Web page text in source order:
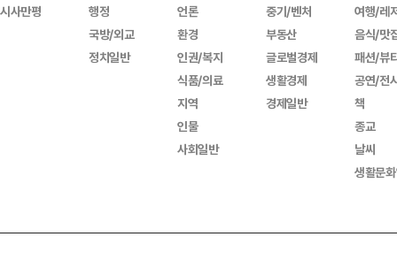
시사만평
행정
국방/외교
정치일반
언론
환경
인권/복지
식품/의료
지역
인물
사회일반
중기/벤처
부동산
글로벌경제
생활경제
경제일반
여행/레
음식/맛
패션/뷰
공연/전
책
종교
날씨
생활문